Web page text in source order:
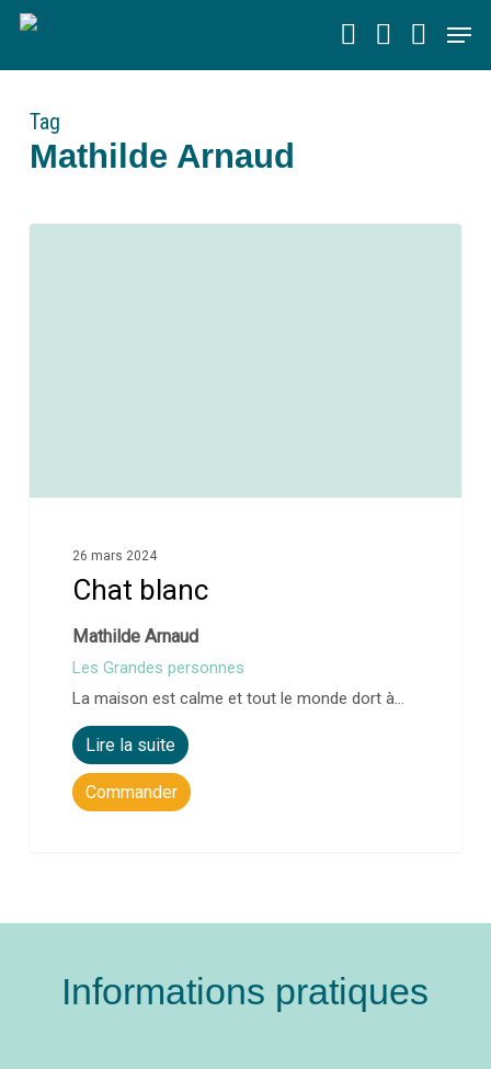
Skip
main
Tag
Mathilde Arnaud
26 mars 2024
Chat blanc
Mathilde Arnaud
Les Grandes personnes
La maison est calme et tout le monde dort à…
Lire la suite
Commander
Informations pratiques